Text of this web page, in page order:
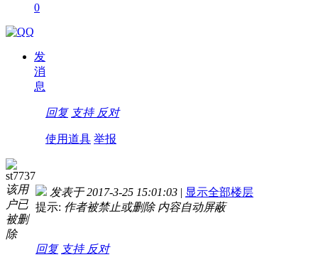
0
发
消
息
回复 支持 反对
使用道具 举报
st7737
该用
户已
被删
除
发表于 2017-3-25 15:01:03 | 显示全部楼层
提示: 作者被禁止或删除 内容自动屏蔽
回复 支持 反对